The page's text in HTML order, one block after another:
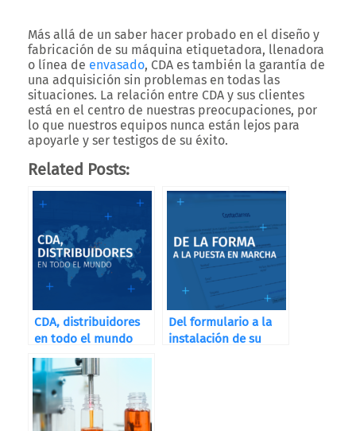
Más allá de un saber hacer probado en el diseño y
fabricación de su máquina etiquetadora, llenadora
o línea de envasado, CDA es también la garantía de
una adquisición sin problemas en todas las
situaciones. La relación entre CDA y sus clientes
está en el centro de nuestras preocupaciones, por
lo que nuestros equipos nunca están lejos para
apoyarle y ser testigos de su éxito.
Related Posts:
CDA, distribuidores
en todo el mundo
Del formulario a la
instalación de su